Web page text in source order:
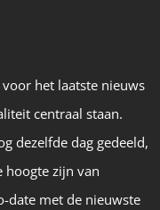
het laatste nieuws
centraal staan.
dezelfde dag gedeeld,
hoogte zijn van
date met de nieuwste